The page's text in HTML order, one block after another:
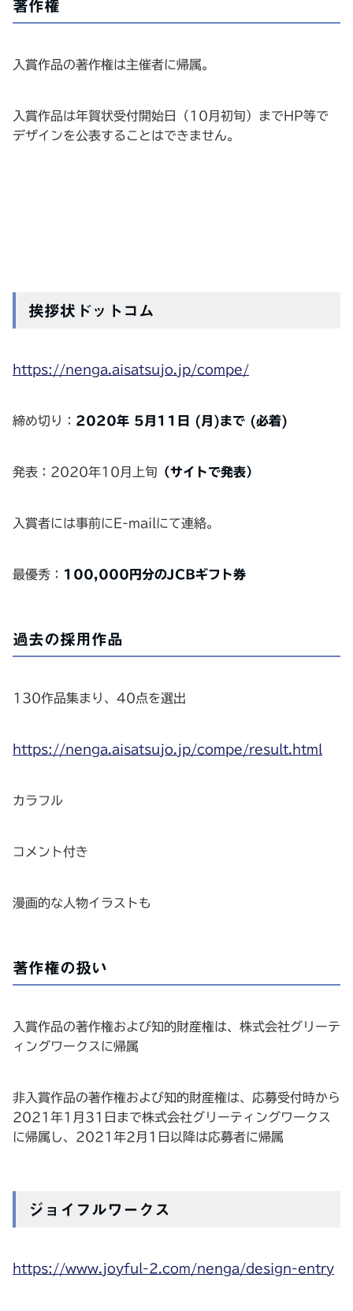
著作権
入賞作品の著作権は主催者に帰属。
入賞作品は年賀状受付開始日（10月初旬）までHP等で
デザインを公表することはできません。
挨拶状ドットコム
https://nenga.aisatsujo.jp/compe/
締め切り： 2020年 5月11日 (月)まで (必着)
発表：2020年10月上旬 （サイトで発表）
入賞者には事前にE-mailにて連絡。
最優秀： 100,000円分のJCBギフト券
過去の採用作品
130作品集まり、40点を選出
https://nenga.aisatsujo.jp/compe/result.html
カラフル
コメント付き
漫画的な人物イラストも
著作権の扱い
入賞作品の著作権および知的財産権は、株式会社グリーテ
ィングワークスに帰属
非入賞作品の著作権および知的財産権は、応募受付時から
2021年1月31日まで株式会社グリーティングワークス
に帰属し、2021年2月1日以降は応募者に帰属
ジョイフルワークス
https://www.joyful-2.com/nenga/design-entry